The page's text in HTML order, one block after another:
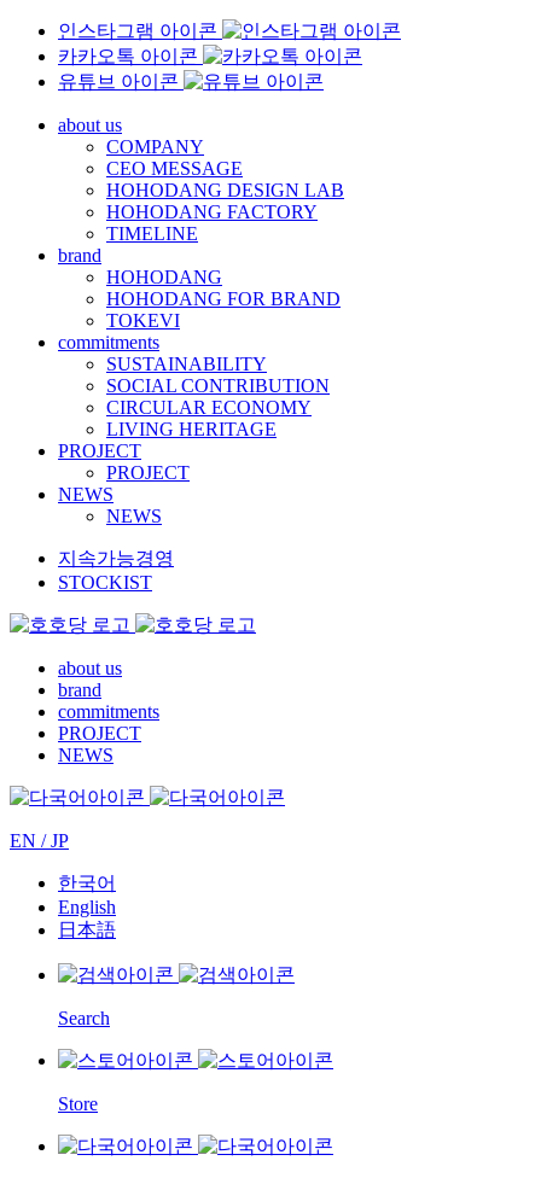
인스타그램 아이콘
카카오톡 아이콘
유튜브 아이콘
about us
COMPANY
CEO MESSAGE
HOHODANG DESIGN LAB
HOHODANG FACTORY
TIMELINE
brand
HOHODANG
HOHODANG FOR BRAND
TOKEVI
commitments
SUSTAINABILITY
SOCIAL CONTRIBUTION
CIRCULAR ECONOMY
LIVING HERITAGE
PROJECT
PROJECT
NEWS
NEWS
지속가능경영
STOCKIST
about us
brand
commitments
PROJECT
NEWS
EN / JP
한국어
English
日本語
Search
Store